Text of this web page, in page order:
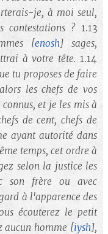
je, à moi seul,
contestations ? 1.13
[enosh]sages,
à votre tête.1.14
tu proposes de faire
les chefs de vos
connus, et je les mis à
de cent, chefs de
ayant autorité dans
temps, cet ordre à
selon la justice les
son frère ou avec
à l'apparence des
écouterez le petit
aucun homme [iysh],